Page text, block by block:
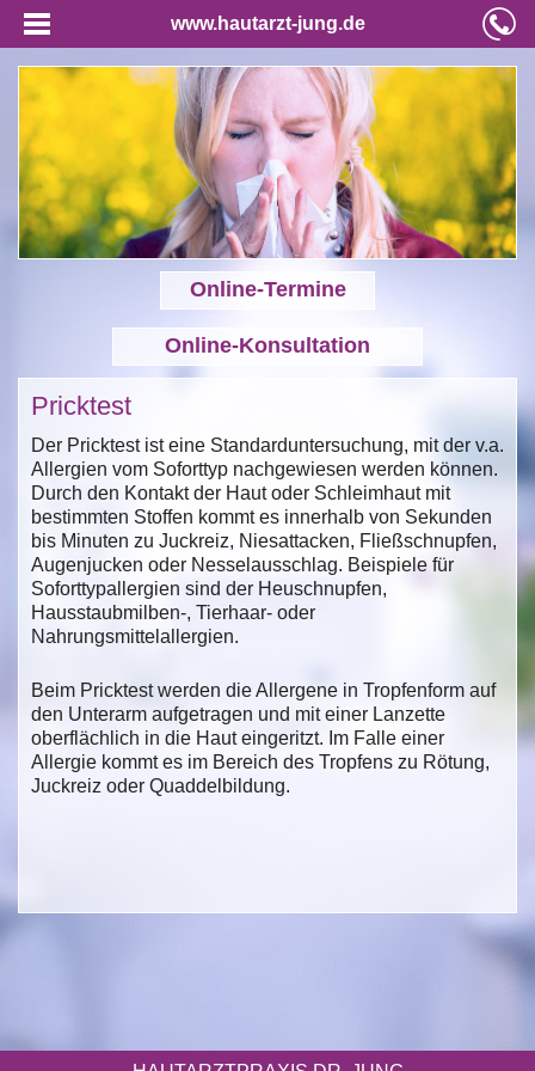
www.hautarzt-jung.de
Online-Termine
Online-Konsultation
Pricktest
Der Pricktest ist eine Standarduntersuchung, mit der v.a.
Allergien vom Soforttyp nachgewiesen werden können.
Durch den Kontakt der Haut oder Schleimhaut mit
bestimmten Stoffen kommt es innerhalb von Sekunden
bis Minuten zu Juckreiz, Niesattacken, Fließschnupfen,
Augenjucken oder Nesselausschlag. Beispiele für
Soforttypallergien sind der Heuschnupfen,
Hausstaubmilben-, Tierhaar- oder
Nahrungsmittelallergien.
Beim Pricktest werden die Allergene in Tropfenform auf
den Unterarm aufgetragen und mit einer Lanzette
oberflächlich in die Haut eingeritzt. Im Falle einer
Allergie kommt es im Bereich des Tropfens zu Rötung,
Juckreiz oder Quaddelbildung.